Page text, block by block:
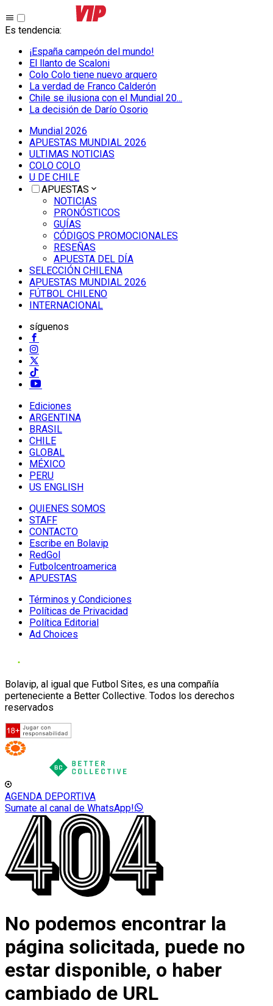
Es tendencia:
¡España campeón del mundo!
El llanto de Scaloni
Colo Colo tiene nuevo arquero
La verdad de Franco Calderón
Chile se ilusiona con el Mundial 20...
La decisión de Darío Osorio
Mundial 2026
APUESTAS MUNDIAL 2026
ULTIMAS NOTICIAS
COLO COLO
U DE CHILE
APUESTAS
NOTICIAS
PRONÓSTICOS
GUÍAS
CÓDIGOS PROMOCIONALES
RESEÑAS
APUESTA DEL DÍA
SELECCIÓN CHILENA
APUESTAS MUNDIAL 2026
FÚTBOL CHILENO
INTERNACIONAL
síguenos
Ediciones
ARGENTINA
BRASIL
CHILE
GLOBAL
MÉXICO
PERU
US ENGLISH
QUIENES SOMOS
STAFF
CONTACTO
Escribe en Bolavip
RedGol
Futbolcentroamerica
APUESTAS
Términos y Condiciones
Políticas de Privacidad
Política Editorial
Ad Choices
Bolavip, al igual que Futbol Sites, es una compañía
perteneciente a Better Collective. Todos los derechos
reservados
AGENDA DEPORTIVA
Sumate al canal de WhatsApp!
No podemos encontrar la
página solicitada, puede no
estar disponible, o haber
cambiado de URL